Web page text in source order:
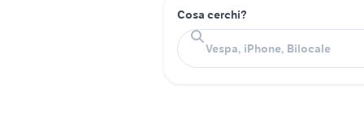
Cosa cerchi?